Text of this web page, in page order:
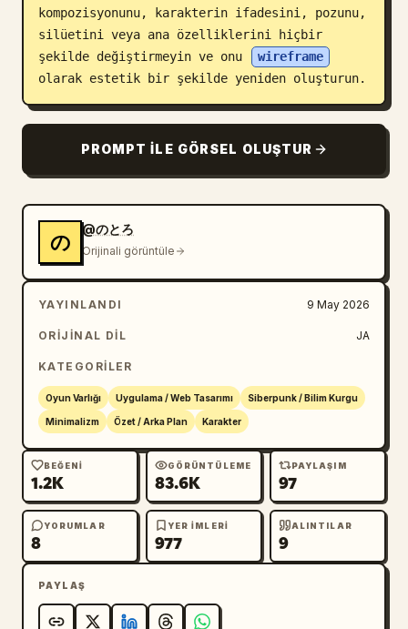
kompozisyonunu, karakterin ifadesini, pozunu,
silüetini veya ana özelliklerini hiçbir
şekilde değiştirmeyin ve onu
wireframe
olarak estetik bir şekilde yeniden oluşturun.
PROMPT ILE GÖRSEL OLUŞTUR
の
@のとろ
Orijinali görüntüle
YAYINLANDI 9 May 2026
ORIJINAL DIL JA
KATEGORILER
Oyun Varlığı Uygulama / Web Tasarımı Siberpunk / Bilim Kurgu
Minimalizm Özet / Arka Plan Karakter
BEĞENI
1.2K
GÖRÜNTÜLEME
83.6K
PAYLAŞIM
97
YORUMLAR
8
YER IMLERI
977
ALINTILAR
9
PAYLAŞ